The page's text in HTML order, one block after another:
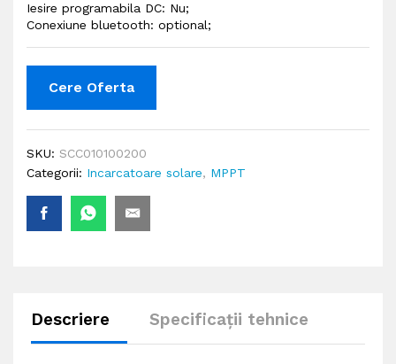
Iesire programabila DC: Nu;
Conexiune bluetooth: optional;
Cere Oferta
SKU: SCC010100200
Categorii: Incarcatoare solare, MPPT
Descriere Specificații tehnice